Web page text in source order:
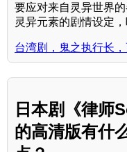
要应对来自灵异世界
灵异元素的剧情设定
台湾剧，鬼之执行长
日本剧《律师
的高清版有什